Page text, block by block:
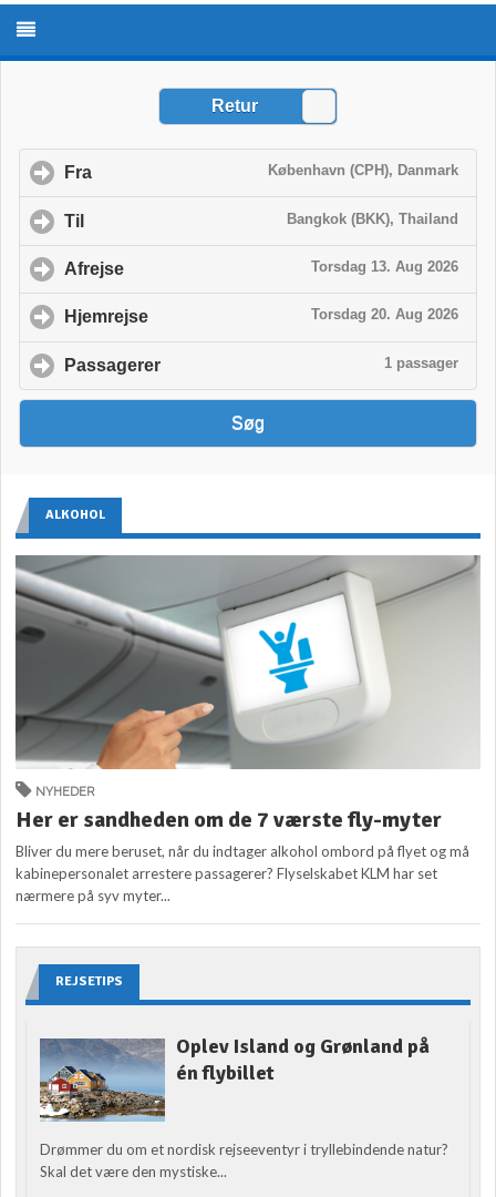
ALKOHOL
NYHEDER
Her er sandheden om de 7 værste fly-myter
Bliver du mere beruset, når du indtager alkohol ombord på flyet og må
kabinepersonalet arrestere passagerer? Flyselskabet KLM har set
nærmere på syv myter...
REJSETIPS
Oplev Island og Grønland på
én flybillet
Drømmer du om et nordisk rejseeventyr i tryllebindende natur?
Skal det være den mystiske...